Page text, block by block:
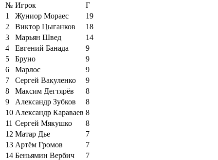
№ Игрок
Г
1
Жуниор Мораес
19
2
Виктор Цыганков
18
3
Марьян Швед
14
4
Евгений Банада
9
5
Бруно
9
6
Марлос
9
7
Сергей Вакуленко
9
8
Максим Дегтярёв
8
9
Александр Зубков
8
10 Александр Караваев 8
11 Сергей Мякушко
8
12 Матар Дье
7
13 Артём Громов
7
14 Беньямин Вербич
7